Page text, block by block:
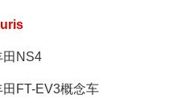
田NS4
田FT-EV3概念车